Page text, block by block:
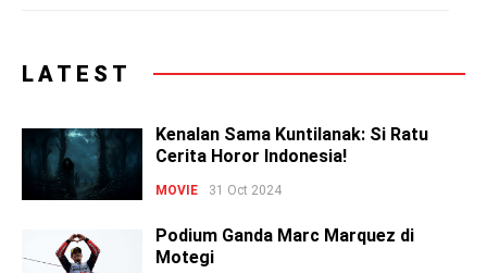
LATEST
Kenalan Sama Kuntilanak: Si Ratu
Cerita Horor Indonesia!
MOVIE 31 Oct 2024
Podium Ganda Marc Marquez di
Motegi